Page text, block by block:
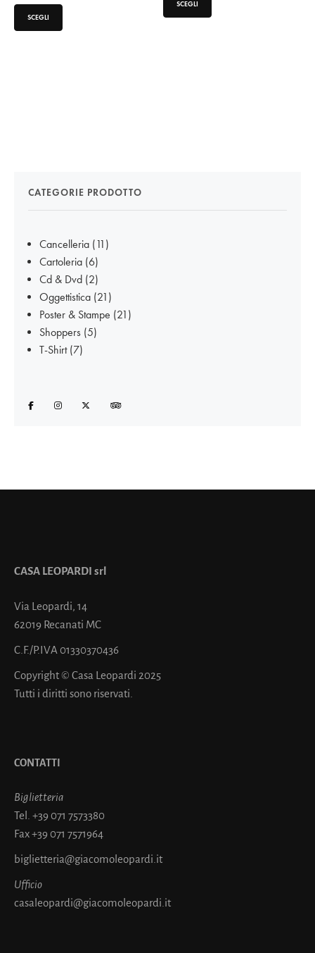
SCEGLI
SCEGLI
CATEGORIE PRODOTTO
Cancelleria (11)
Cartoleria (6)
Cd & Dvd (2)
Oggettistica (21)
Poster & Stampe (21)
Shoppers (5)
T-Shirt (7)
CASA LEOPARDI srl
Via Leopardi, 14
62019 Recanati MC
C.F./P.IVA 01330370436
Copyright © Casa Leopardi 2025
Tutti i diritti sono riservati.
CONTATTI
Biglietteria
Tel. +39 071 7573380
Fax+39 071 7571964
biglietteria@giacomoleopardi.it
Ufficio
casaleopardi@giacomoleopardi.it